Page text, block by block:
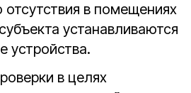
отсутствия в помещениях
устанавливаются
устройства.
в целях